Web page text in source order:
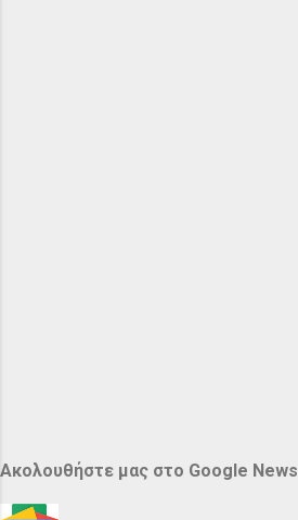
Ακολουθήστε μας στο Google News